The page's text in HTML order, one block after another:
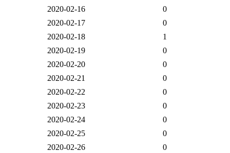
2020-02-16
0
2020-02-17
0
2020-02-18
1
2020-02-19
0
2020-02-20
0
2020-02-21
0
2020-02-22
0
2020-02-23
0
2020-02-24
0
2020-02-25
0
2020-02-26
0